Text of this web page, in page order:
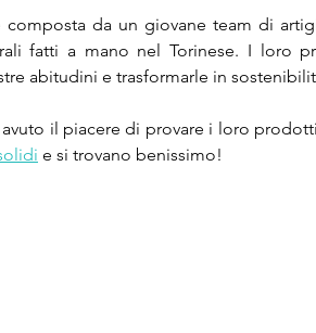
da un giovane team di
fatti a mano nel Torinese. I loro
abitudini e trasformarle in
il piacere di provare i loro
e si trovano benissimo!